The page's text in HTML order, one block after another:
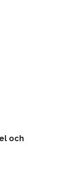
och